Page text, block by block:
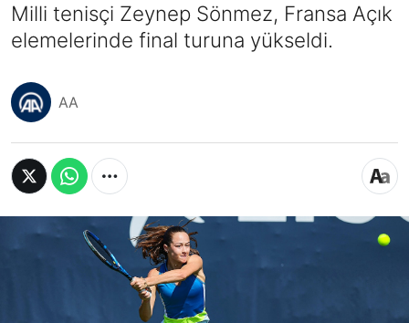
Milli tenisçi Zeynep Sönmez, Fransa Açık
elemelerinde final turuna yükseldi.
AA